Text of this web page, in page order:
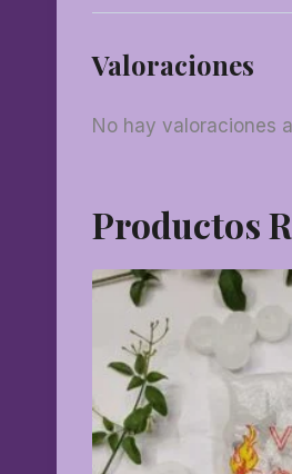
Valoraciones
No hay valoraciones
Productos